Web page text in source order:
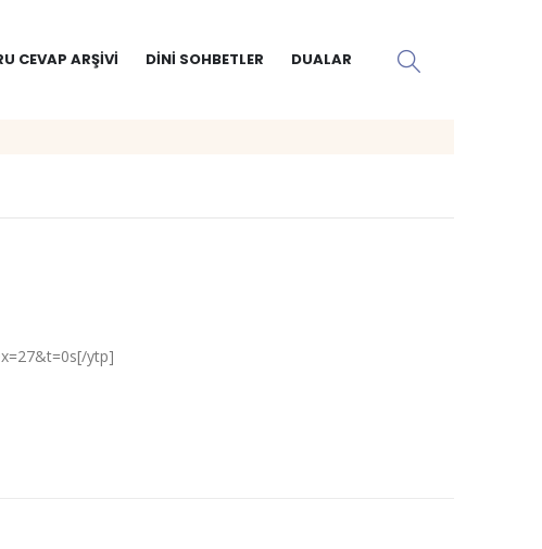
CEVAP ARŞIVI DINI SOHBETLER DUALAR
ytp]